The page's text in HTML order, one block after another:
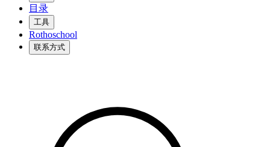
目录
工具
Rothoschool
联系方式